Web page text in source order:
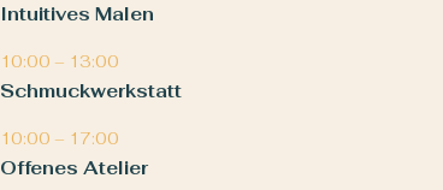
Intuitives Malen
10:00 – 13:00
Schmuckwerkstatt
10:00 – 17:00
Offenes Atelier